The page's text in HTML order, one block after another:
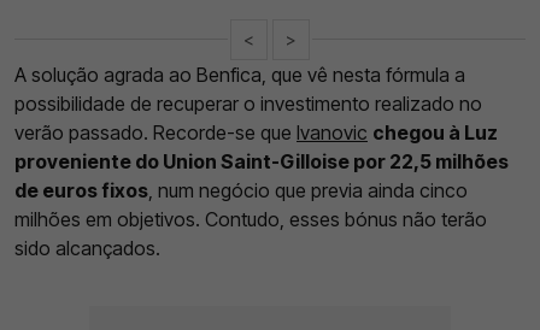
< >
A solução agrada ao Benfica, que vê nesta fórmula a
possibilidade de recuperar o investimento realizado no
verão passado. Recorde-se que Ivanovic chegou à Luz
proveniente do Union Saint-Gilloise por 22,5 milhões
de euros fixos , num negócio que previa ainda cinco
milhões em objetivos. Contudo, esses bónus não terão
sido alcançados.